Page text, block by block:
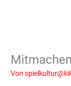
Von